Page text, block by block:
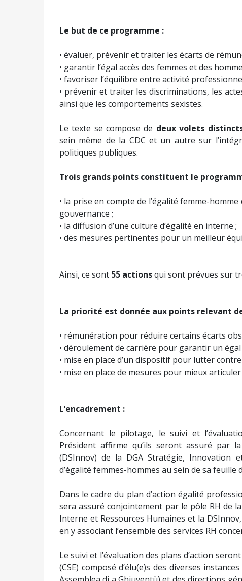
Le but de ce programme :
• évaluer, prévenir et traiter les écarts de
• garantir l’égal accès des femmes et des
• favoriser l’équilibre entre activité
• prévenir et traiter les discriminations, les
ainsi que les comportements sexistes.
Le texte se compose de deux volets
sein même de la CDC et un autre sur
politiques publiques.
Trois grands points constituent le
• la prise en compte de l’égalité femme-
gouvernance ;
• la diffusion d’une culture d’égalité en interne ;
• des mesures pertinentes pour un meilleur
Ainsi, ce sont 55 actionsqui sont prévues sur
La priorité est donnée aux points relevant
• rémunération pour réduire certains écarts
• déroulement de carrière pour garantir un
• mise en place d’un dispositif pour lutter
• mise en place de mesures pour mieux
L’encadrement :
Concernant le pilotage, le suivi et
Président affirme qu’ils seront assuré par
(DSInnov) de la DGA Stratégie, Innovation
d’égalité femmes-hommes au sein de sa feuille
Dans le cadre du plan d’action égalité
sera assuré conjointement par le pôle RH de
Interne et Ressources Humaines et la
en y associant l’ensemble des services RH
Le suivi et l’évaluation des plans d’action
(CSE) composé d’élu(e)s des diverses